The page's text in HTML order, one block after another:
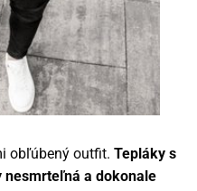
obľúbený outfit. Tepláky s
nesmrteľná a dokonale